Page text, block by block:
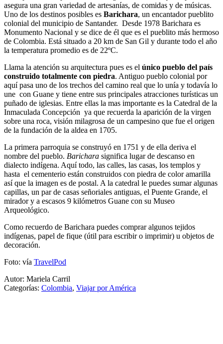
asegura una gran variedad de artesanías, de comidas y de músicas.
Uno de los destinos posibles es Barichara, un encantador pueblito
colonial del municipio de Santander. Desde 1978 Barichara es
Monumento Nacional y se dice de él que es el pueblito más hermoso
de Colombia. Está situado a 20 km de San Gil y durante todo el año
la temperatura promedio es de 22ºC.
Llama la atención su arquitectura pues es el único pueblo del país
construido totalmente con piedra. Antiguo pueblo colonial por
aquí pasa uno de los trechos del camino real que lo unía y todavía lo
une con Guane y tiene entre sus principales atracciones turísticas un
puñado de iglesias. Entre ellas la mas importante es la Catedral de la
Inmaculada Concepción ya que recuerda la aparición de la virgen
sobre una roca, visión milagrosa de un campesino que fue el origen
de la fundación de la aldea en 1705.
La primera parroquia se construyó en 1751 y de ella deriva el
nombre del pueblo. Barichara significa lugar de descanso en
dialecto indígena. Aquí todo, las calles, las casas, los templos y
hasta el cementerio están construidos con piedra de color amarilla
así que la imagen es de postal. A la catedral le puedes sumar algunas
capillas, un par de casas señoriales antiguas, el Puente Grande, el
mirador y a escasos 9 kilómetros Guane con su Museo
Arqueológico.
Como recuerdo de Barichara puedes comprar algunos tejidos
indígenas, papel de fique (útil para escribir o imprimir) u objetos de
decoración.
Foto: vía TravelPod
Autor: Mariela Carril
Categorías: Colombia, Viajar por América